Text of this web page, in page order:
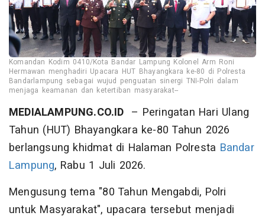
Komandan Kodim 0410/Kota Bandar Lampung Kolonel Arm Roni
Hermawan menghadiri Upacara HUT Bhayangkara ke-80 di Polresta
Bandarlampung sebagai wujud penguatan sinergi TNI-Polri dalam
menjaga keamanan dan ketertiban masyarakat--
MEDIALAMPUNG.CO.ID – Peringatan Hari Ulang
Tahun (HUT) Bhayangkara ke-80 Tahun 2026
berlangsung khidmat di Halaman Polresta Bandar
Lampung, Rabu 1 Juli 2026.
Mengusung tema "80 Tahun Mengabdi, Polri
untuk Masyarakat", upacara tersebut menjadi